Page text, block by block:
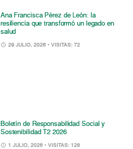
Ana Francisca Pérez de León: la
resiliencia que transformó un legado en
salud
29 JULIO, 2026 • VISITAS: 72
Boletín de Responsabilidad Social y
Sostenibilidad T2 2026
1 JULIO, 2026 • VISITAS: 128